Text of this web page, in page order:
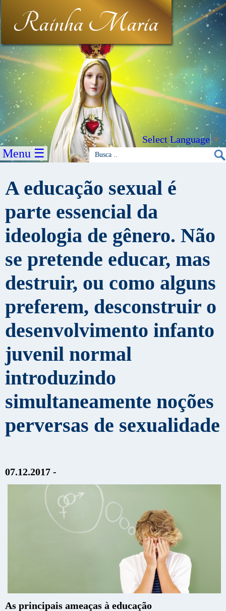
Rainha Maria
Select Language▼
Menu ☰
A educação sexual é
parte essencial da
ideologia de gênero. Não
se pretende educar, mas
destruir, ou como alguns
preferem, desconstruir o
desenvolvimento infanto
juvenil normal
introduzindo
simultaneamente noções
perversas de sexualidade
07.12.2017 -
As principais ameaças à educação